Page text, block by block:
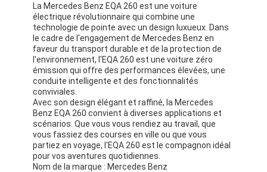
La Mercedes Benz EQA 260 est une voiture
électrique révolutionnaire qui combine une
technologie de pointe avec un design luxueux. Dans
le cadre de l'engagement de Mercedes Benz en
faveur du transport durable et de la protection de
l'environnement, l'EQA 260 est une voiture zéro
émission qui offre des performances élevées, une
conduite intelligente et des fonctionnalités
conviviales.
Avec son design élégant et raffiné, la Mercedes
Benz EQA 260 convient à diverses applications et
scénarios. Que vous vous rendiez au travail, que
vous fassiez des courses en ville ou que vous
partiez en voyage, l'EQA 260 est le compagnon idéal
pour vos aventures quotidiennes.
Nom de la marque : Mercedes Benz